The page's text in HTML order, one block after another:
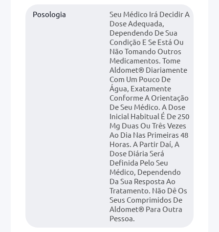
Posologia
Seu Médico Irá Decidir A
Dose Adequada,
Dependendo De Sua
Condição E Se Está Ou
Não Tomando Outros
Medicamentos. Tome
Aldomet® Diariamente
Com Um Pouco De
Água, Exatamente
Conforme A Orientação
De Seu Médico. A Dose
Inicial Habitual É De 250
Mg Duas Ou Três Vezes
Ao Dia Nas Primeiras 48
Horas. A Partir Daí, A
Dose Diária Será
Definida Pelo Seu
Médico, Dependendo
Da Sua Resposta Ao
Tratamento. Não Dê Os
Seus Comprimidos De
Aldomet® Para Outra
Pessoa.